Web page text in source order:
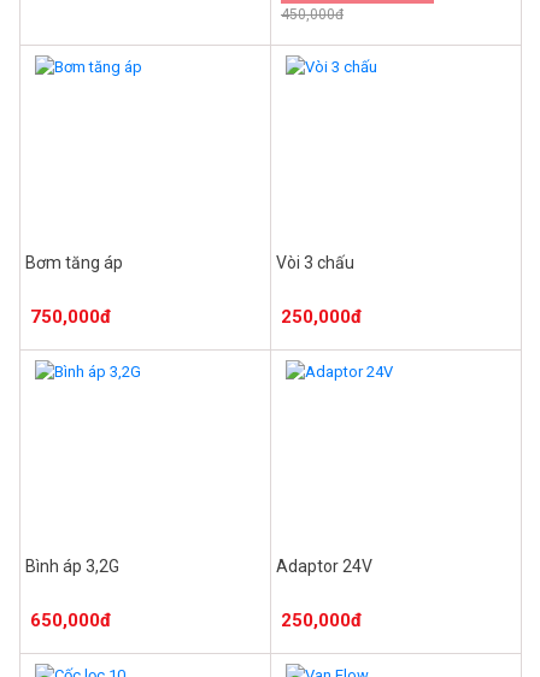
450,000đ
Bơm tăng áp
750,000đ
Vòi 3 chấu
250,000đ
Bình áp 3,2G
650,000đ
Adaptor 24V
250,000đ